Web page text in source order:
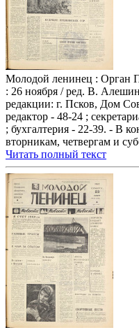
Молодой ленинец : Орган
: 26 ноября / ред. В.
редакции: г. Псков, Дом
редактор - 48-24 ;
; бухгалтерия - 22-39. - В
вторникам, четвергам и
Читать полный текст